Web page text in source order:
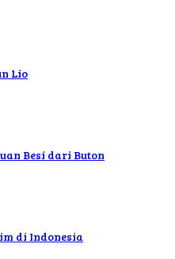
Lio
Besi dari Buton
di Indonesia